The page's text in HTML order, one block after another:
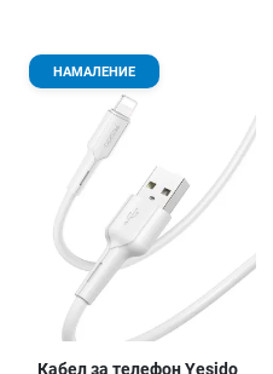
Добави в любими
Сравни продукт
НАМАЛЕНИЕ
Кабел за телефон Yesido